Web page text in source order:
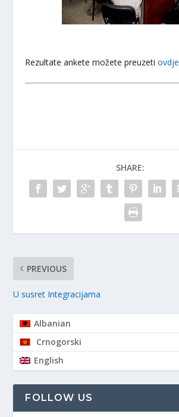
Rezultate ankete možete preuzetiovdje
SHARE:
PREVIOUS
U susret Integracijama
Albanian
Crnogorski
English
FOLLOW US